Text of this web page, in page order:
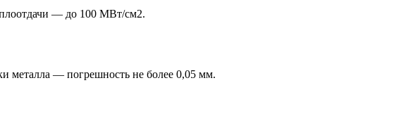
— до 100 МВт/см2.
металла — погрешность не более 0,05 мм.